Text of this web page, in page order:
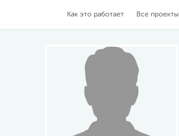
Как это работает Все проекты